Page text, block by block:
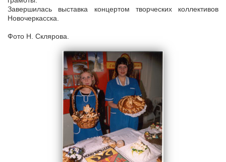
Завершилась выставка концертом творческих коллективов
Новочеркасска.
Фото Н. Склярова.